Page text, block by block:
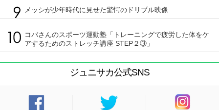
メッシが少年時代に見せた驚愕のドリブル映像
コバさんのスポーツ運動塾「トレーニングで疲労した体をケ
アするためのストレッチ講座 STEP２③」
ジュニサカ公式SNS